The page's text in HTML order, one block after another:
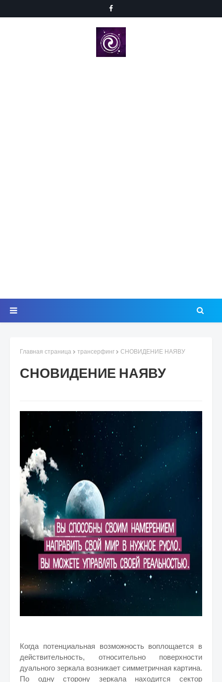
Главная страница трансерфинг СНОВИДЕНИЕ НАЯВУ
СНОВИДЕНИЕ НАЯВУ
Когда потенциальная возможность воплощается в
действительность, относительно поверхности
дуального зеркала возникает симметричная картина.
По одну сторону зеркала находится сектор